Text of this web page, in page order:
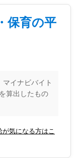
保育の平
イナビバイト
算出したもの
気になる方はこ